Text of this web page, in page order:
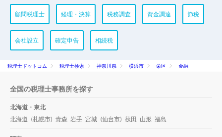
顧問税理士 経理・決算 税務調査 資金調達 節税
会社設立 確定申告 相続税
税理士ドットコム 税理士検索 神奈川県 横浜市 栄区 金融
全国の税理士事務所を探す
北海道・東北
北海道 (札幌市) 青森 岩手 宮城 (仙台市) 秋田 山形 福島